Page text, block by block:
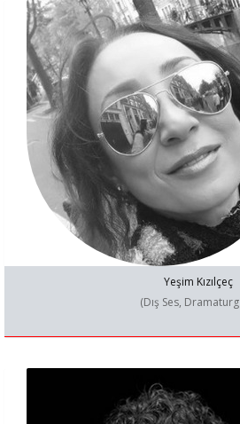
Yeşim Kızılçeç
(Dış Ses, Dramaturg